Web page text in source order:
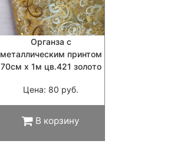
Органза с
металлическим принтом
70см х 1м цв.421 золото
Цена: 80 руб.
В корзину